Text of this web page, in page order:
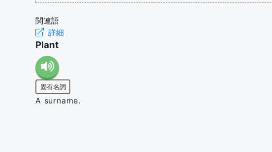
関連語
詳細
Plant
固有名詞
A surname.